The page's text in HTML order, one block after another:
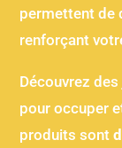
permettent de
renforçant
Découvrez
pour occuper
produits sont